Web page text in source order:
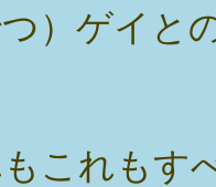
）ゲイと
これもす